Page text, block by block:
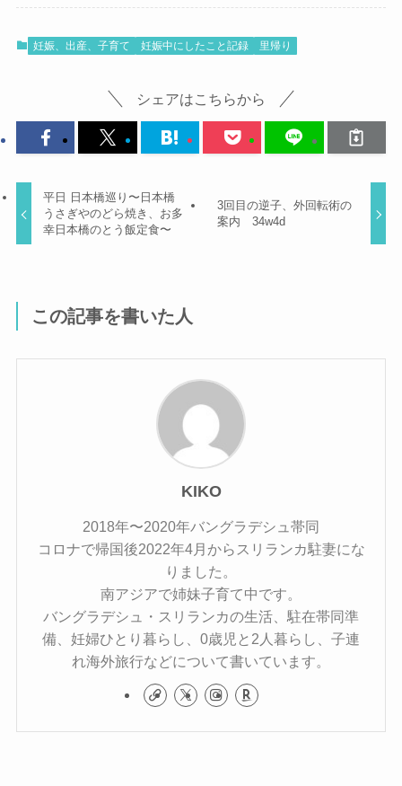
妊娠、出産、子育て 妊娠中にしたこと記録 里帰り
シェアはこちらから
平日 日本橋巡り〜日本橋
うさぎやのどら焼き、お多
幸日本橋のとう飯定食〜
3回目の逆子、外回転術の
案内 34w4d
この記事を書いた人
KIKO
2018年〜2020年バングラデシュ帯同
コロナで帰国後2022年4月からスリランカ駐妻にな
りました。
南アジアで姉妹子育て中です。
バングラデシュ・スリランカの生活、駐在帯同準
備、妊婦ひとり暮らし、0歳児と2人暮らし、子連
れ海外旅行などについて書いています。